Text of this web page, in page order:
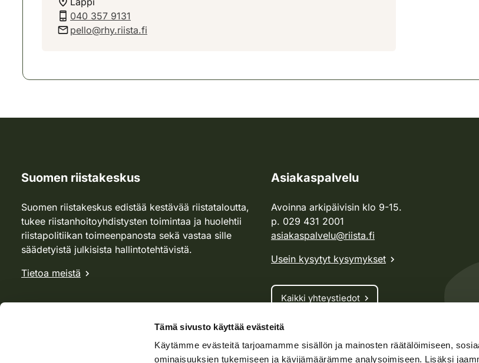
Tämä sivusto käyttää evästeitä
Käytämme evästeitä tarjoamamme sisällön ja mainosten räätälöimiseen,
ominaisuuksien tukemiseen ja kävijämäärämme analysoimiseen. Lisäksi
040 357 9131
pello@rhy.riista.fi
Suomen riistakeskus
Suomen riistakeskus edistää kestävää riistataloutta,
tukee riistanhoitoyhdistysten toimintaa ja huolehtii
riistapolitiikan toimeenpanosta sekä vastaa sille
säädetyistä julkisista hallintotehtävistä.
Tietoa meistä
Asiakaspalvelu
Avoinna arkipäivisin klo 9-15.
p. 029 431 2001
asiakaspalvelu@riista.fi
Usein kysytyt kysymykset
Kaikki yhteystiedot
Metsästyskortti-asiat
Oma riista -asiat